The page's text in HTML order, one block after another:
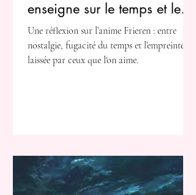
enseigne sur le temps et le
regret
Une réflexion sur l’anime Frieren : entre
nostalgie, fugacité du temps et l’empreinte
laissée par ceux que l'on aime.